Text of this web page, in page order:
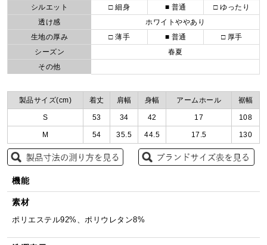
シルエット
□ 細身 ■ 普通
□ ゆったり
透け感
ホワイトややあり
生地の厚み
□ 薄手 ■ 普通
□ 厚手
シーズン
春夏
その他
製品サイズ(cm) 着丈 肩幅 身幅 アームホール 裾幅
S 53 34 42 17 108
M 54 35.5 44.5 17.5 130
機能
素材
ポリエステル92%、ポリウレタン8%